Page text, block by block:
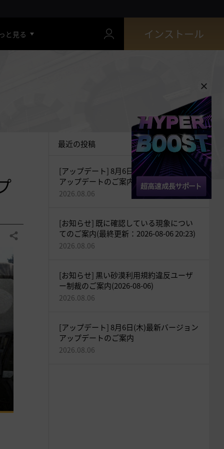
と見る インストール
共有する
最近の投稿
[アップデート] 8月6日(木)最新バージョン
アップデートのご案内
2026.08.06
[お知らせ] 既に確認している現象につい
てのご案内(最終更新：2026-08-06 20:23)
2026.08.06
[お知らせ] 黒い砂漠利用規約違反ユーザ
ー制裁のご案内(2026-08-06)
2026.08.06
[アップデート] 8月6日(木)最新バージョン
アップデートのご案内
2026.08.06